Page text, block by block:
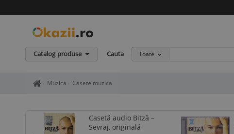
Catalog produse Cauta Toate
Home page okazii.ro - Cumperi in siguranta de la vanzatori de incredere
Muzica Casete muzica
Casetă audio Bitză ‎–
Sevraj, originală